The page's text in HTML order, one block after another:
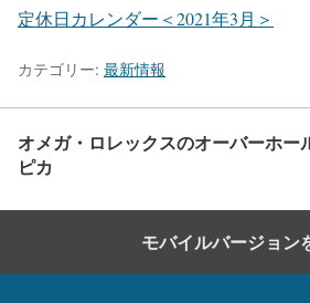
定休日カレンダー＜2021年3月＞
カテゴリー: 最新情報
オメガ・ロレックスのオーバーホー
ピカ
モバイルバージョン